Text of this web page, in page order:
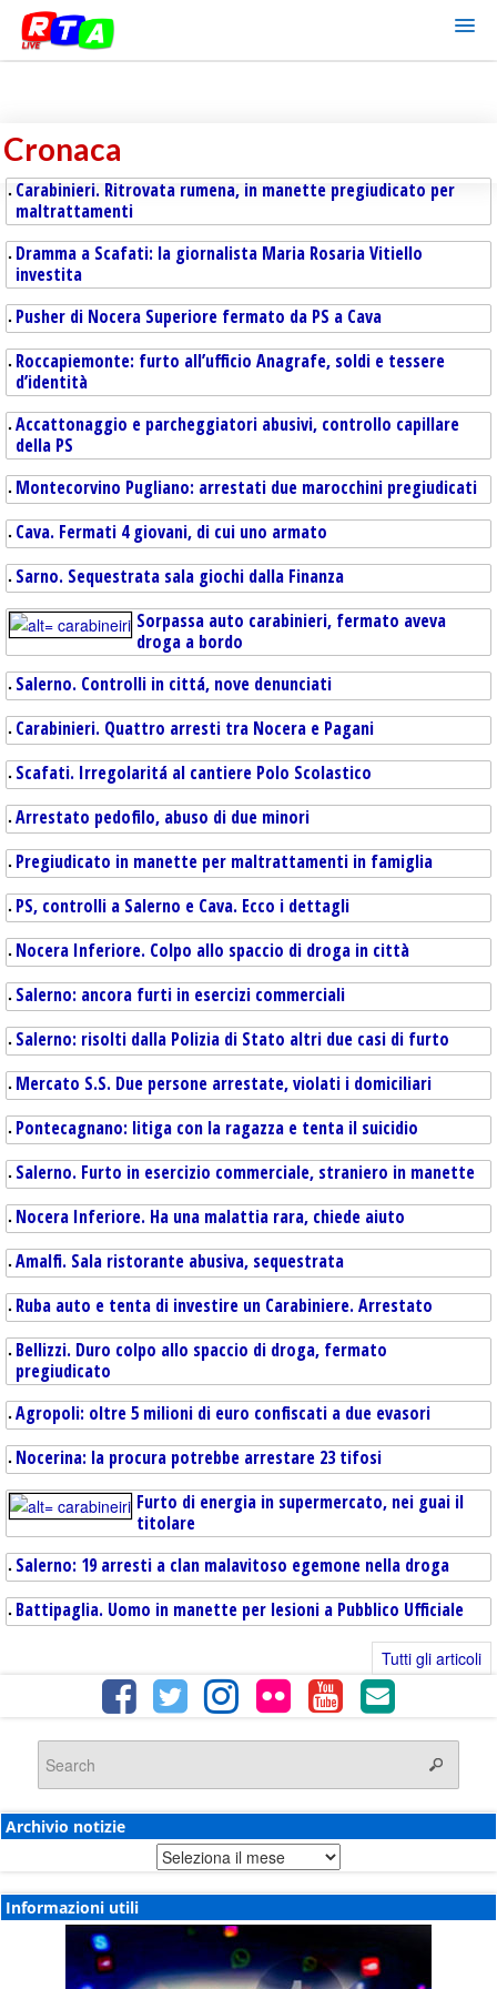
Cronaca
Carabinieri. Ritrovata rumena, in manette pregiudicato per
maltrattamenti
Dramma a Scafati: la giornalista Maria Rosaria Vitiello
investita
Pusher di Nocera Superiore fermato da PS a Cava
Roccapiemonte: furto all’ufficio Anagrafe, soldi e tessere
d’identità
Accattonaggio e parcheggiatori abusivi, controllo capillare
della PS
Montecorvino Pugliano: arrestati due marocchini pregiudicati
Cava. Fermati 4 giovani, di cui uno armato
Sarno. Sequestrata sala giochi dalla Finanza
Sorpassa auto carabinieri, fermato aveva
droga a bordo
Salerno. Controlli in cittá, nove denunciati
Carabinieri. Quattro arresti tra Nocera e Pagani
Scafati. Irregolaritá al cantiere Polo Scolastico
Arrestato pedofilo, abuso di due minori
Pregiudicato in manette per maltrattamenti in famiglia
PS, controlli a Salerno e Cava. Ecco i dettagli
Nocera Inferiore. Colpo allo spaccio di droga in città
Salerno: ancora furti in esercizi commerciali
Salerno: risolti dalla Polizia di Stato altri due casi di furto
Mercato S.S. Due persone arrestate, violati i domiciliari
Pontecagnano: litiga con la ragazza e tenta il suicidio
Salerno. Furto in esercizio commerciale, straniero in manette
Nocera Inferiore. Ha una malattia rara, chiede aiuto
Amalfi. Sala ristorante abusiva, sequestrata
Ruba auto e tenta di investire un Carabiniere. Arrestato
Bellizzi. Duro colpo allo spaccio di droga, fermato
pregiudicato
Agropoli: oltre 5 milioni di euro confiscati a due evasori
Nocerina: la procura potrebbe arrestare 23 tifosi
Furto di energia in supermercato, nei guai il
titolare
Salerno: 19 arresti a clan malavitoso egemone nella droga
Battipaglia. Uomo in manette per lesioni a Pubblico Ufficiale
Tutti gli articoli
Archivio notizie
Archivio
Informazioni utili